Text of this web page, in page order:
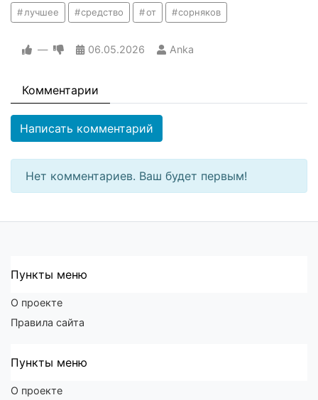
лучшее средство от сорняков
— 06.05.2026 Anka
Комментарии
Написать комментарий
Нет комментариев. Ваш будет первым!
Пункты меню
О проекте
Правила сайта
Пункты меню
О проекте